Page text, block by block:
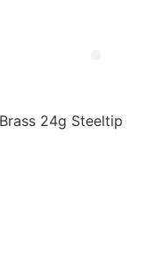
24g Steeltip